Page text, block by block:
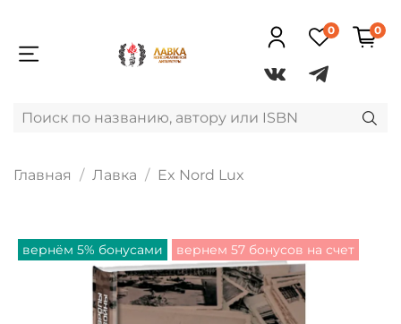
0 0
Главная Лавка Ex Nord Lux
вернём 5% бонусами вернем 57 бонусов на счет